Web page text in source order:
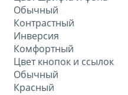
Обычный
Контрастный
Инверсия
Комфортный
Цвет кнопок и ссылок
Обычный
Красный